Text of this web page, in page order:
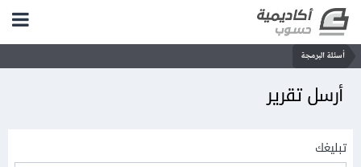
أسئلة البرمجة
أرسل تقرير
تبليغك